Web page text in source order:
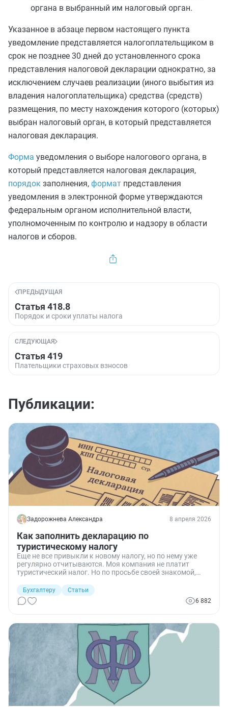
органа в выбранный им налоговый орган.
Указанное в абзаце первом настоящего пункта
уведомление представляется налогоплательщиком в
срок не позднее 30 дней до установленного срока
представления налоговой декларации однократно, за
исключением случаев реализации (иного выбытия из
владения налогоплательщика) средства (средств)
размещения, по месту нахождения которого (которых)
выбран налоговый орган, в который представляется
налоговая декларация.
Форма уведомления о выборе налогового органа, в
который представляется налоговая декларация,
порядок заполнения, формат представления
уведомления в электронной форме утверждаются
федеральным органом исполнительной власти,
уполномоченным по контролю и надзору в области
налогов и сборов.
ПРЕДЫДУЩАЯ
Статья 418.8
Порядок и сроки уплаты налога
СЛЕДУЮЩАЯ
Статья 419
Плательщики страховых взносов
Публикации:
Задорожнева Александра 8 апреля 2026
Как заполнить декларацию по
туристическому налогу
Еще не все привыкли к новому налогу, но по нему уже
регулярно отчитываются. Моя компания не платит
туристический налог. Но по просьбе своей знакомой,
заполнить декларацию и заплатить турналог.
Бухгалтеру
Статьи
6 882